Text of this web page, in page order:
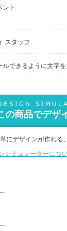
ント
スタッフ
できるように文字を
の商品でデザ
にデザインが作れる、
シミュレーターにつ